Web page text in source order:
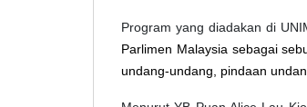
Program yang diadakan di
Parlimen Malaysia sebagai
undang-undang, pindaan